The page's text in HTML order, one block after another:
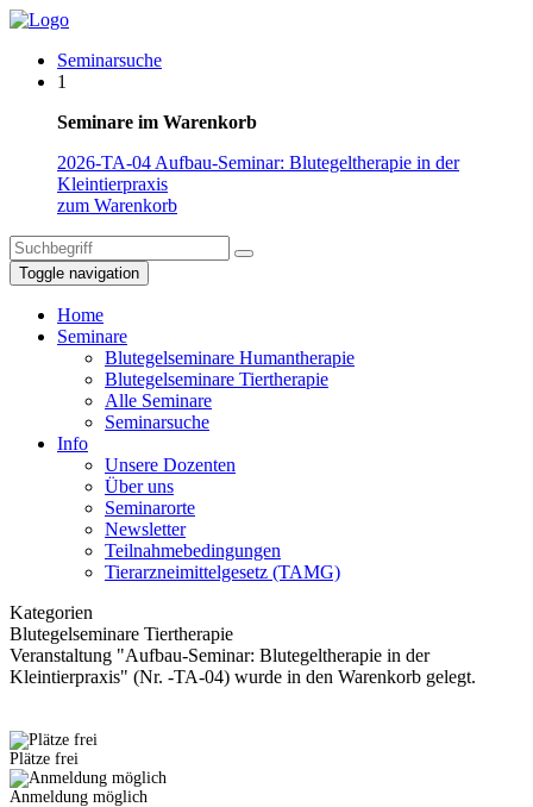
Seminarsuche
1
Seminare im Warenkorb
2026-TA-04 Aufbau-Seminar: Blutegeltherapie in der
Kleintierpraxis
zum Warenkorb
Toggle navigation
Home
Seminare
Blutegelseminare Humantherapie
Blutegelseminare Tiertherapie
Alle Seminare
Seminarsuche
Info
Unsere Dozenten
Über uns
Seminarorte
Newsletter
Teilnahmebedingungen
Tierarzneimittelgesetz (TAMG)
Kategorien
Blutegelseminare Tiertherapie
Veranstaltung "Aufbau-Seminar: Blutegeltherapie in der
Kleintierpraxis" (Nr. -TA-04) wurde in den Warenkorb gelegt.
Plätze frei
Anmeldung möglich